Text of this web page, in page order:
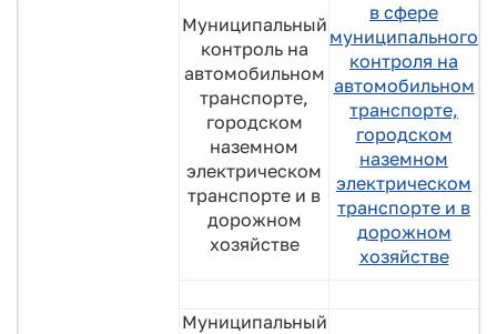
Муниципальный
контроль на
автомобильном
транспорте,
городском
наземном
электрическом
транспорте и в
дорожном
хозяйстве
в сфере
муниципального
контроля на
автомобильном
транспорте,
городском
наземном
электрическом
транспорте и в
дорожном
хозяйстве
Муниципальный